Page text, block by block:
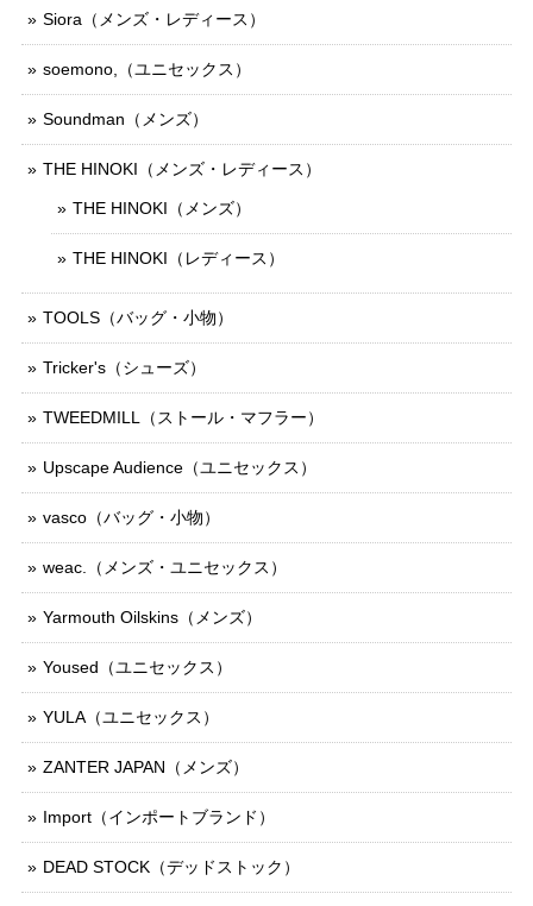
Siora（メンズ・レディース）
soemono,（ユニセックス）
Soundman（メンズ）
THE HINOKI（メンズ・レディース）
THE HINOKI（メンズ）
THE HINOKI（レディース）
TOOLS（バッグ・小物）
Tricker's（シューズ）
TWEEDMILL（ストール・マフラー）
Upscape Audience（ユニセックス）
vasco（バッグ・小物）
weac.（メンズ・ユニセックス）
Yarmouth Oilskins（メンズ）
Yoused（ユニセックス）
YULA（ユニセックス）
ZANTER JAPAN（メンズ）
Import（インポートブランド）
DEAD STOCK（デッドストック）